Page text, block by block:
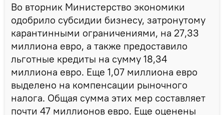
Во вторник Министерство экономики
одобрило субсидии бизнесу, затронутому
карантинными ограничениями, на 27,33
миллиона евро, а также предоставило
льготные кредиты на сумму 18,34
миллиона евро. Еще 1,07 миллиона евро
выделено на компенсации рыночного
налога. Общая сумма этих мер составляет
почти 47 миллионов евро. Еще оценены